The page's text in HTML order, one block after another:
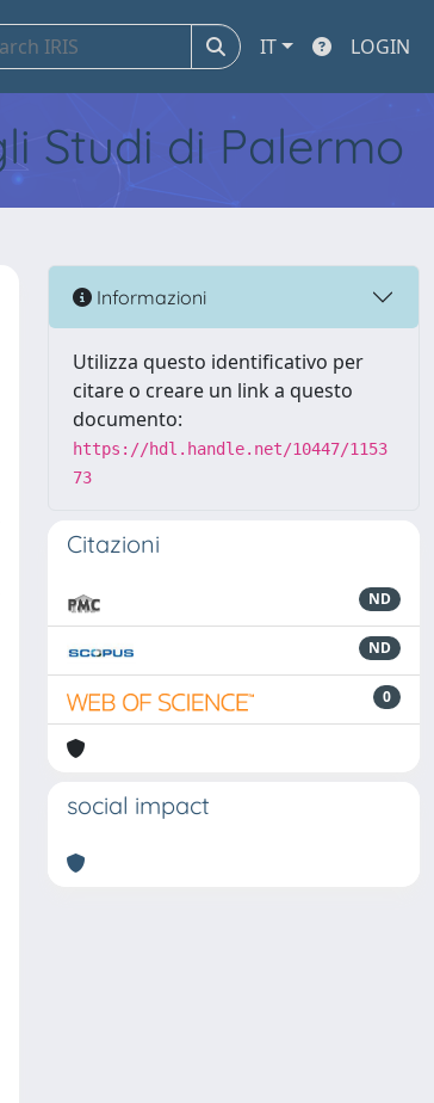
IT LOGIN
Studi di Palermo
Informazioni
Utilizza questo identificativo per
citare o creare un link a questo
documento:
https://hdl.handle.net/10447/1153
73
Citazioni
ND
ND
0
social impact